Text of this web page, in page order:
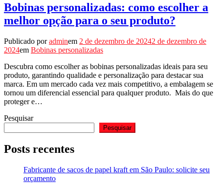
Bobinas personalizadas: como escolher a
melhor opção para o seu produto?
Publicado poradminem 2 de dezembro de 20242 de dezembro de
2024em Bobinas personalizadas
Descubra como escolher as bobinas personalizadas ideais para seu
produto, garantindo qualidade e personalização para destacar sua
marca. Em um mercado cada vez mais competitivo, a embalagem se
tornou um diferencial essencial para qualquer produto. Mais do que
proteger e…
Pesquisar
Pesquisar
Posts recentes
Fabricante de sacos de papel kraft em São Paulo: solicite seu
orçamento